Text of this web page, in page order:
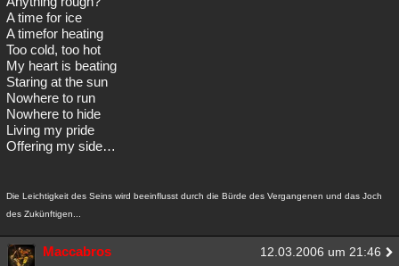
A time for ice
A timefor heating
Too cold, too hot
My heart is beating
Staring at the sun
Nowhere to run
Nowhere to hide
Living my pride
Offering my side…
Die Leichtigkeit des Seins wird beeinflusst durch die Bürde des Vergangenen und das Joch
des Zukünftigen...
Maccabros 12.03.2006 um 21:46